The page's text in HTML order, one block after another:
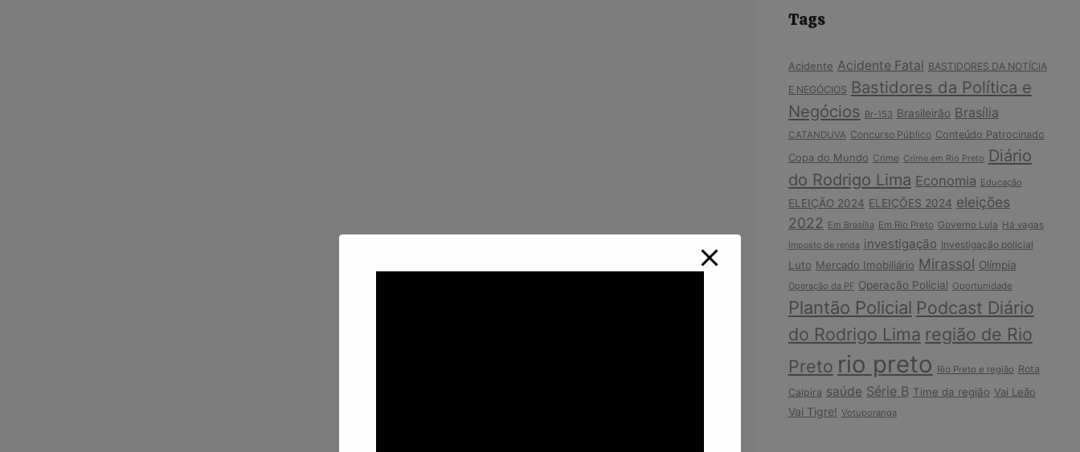
Tags
Acidente Acidente Fatal BASTIDORES DA NOTÍCIA
E NEGÓCIOS Bastidores da Política e
Negócios Br-153 Brasileirão Brasília
CATANDUVA Concurso Público Conteúdo Patrocinado
Copa do Mundo Crime Crime em Rio Preto Diário
do Rodrigo Lima Economia Educação
ELEIÇÃO 2024 ELEIÇÕES 2024 eleições
2022 Em Brasília Em Rio Preto Governo Lula Há vagas
Imposto de renda investigação Investigação policial
Luto Mercado Imobiliário Mirassol Olímpia
Operação da PF Operação Policial Oportunidade
Plantão Policial Podcast Diário
do Rodrigo Lima região de Rio
Preto rio preto Rio Preto e região Rota
Caipira saúde Série B Time da região Vai Leão
Vai Tigre! Votuporanga